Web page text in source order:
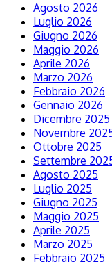
Agosto 2026
Luglio 2026
Giugno 2026
Maggio 2026
Aprile 2026
Marzo 2026
Febbraio 2026
Gennaio 2026
Dicembre 2025
Novembre
Ottobre 2025
Settembre
Agosto 2025
Luglio 2025
Giugno 2025
Maggio 2025
Aprile 2025
Marzo 2025
Febbraio 2025